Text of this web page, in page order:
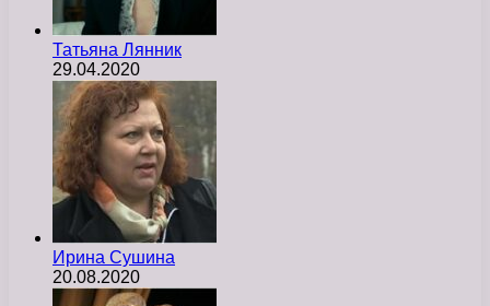
Татьяна Лянник
29.04.2020
Ирина Сушина
20.08.2020